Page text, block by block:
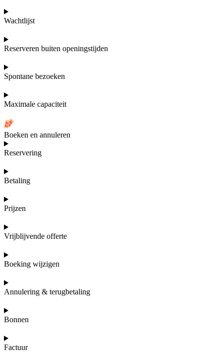
Wachtlijst
Reserveren buiten openingstijden
Spontane bezoeken
Maximale capaciteit
Boeken en annuleren
Reservering
Betaling
Prijzen
Vrijblijvende offerte
Boeking wijzigen
Annulering & terugbetaling
Bonnen
Factuur